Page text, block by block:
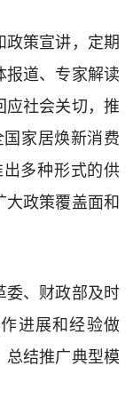
策宣讲，定期
道、专家解读
社会关切，推
家居焕新消费
多种形式的供
大政策覆盖面和
委、财政部及时
进展和经验做
总结推广典型模